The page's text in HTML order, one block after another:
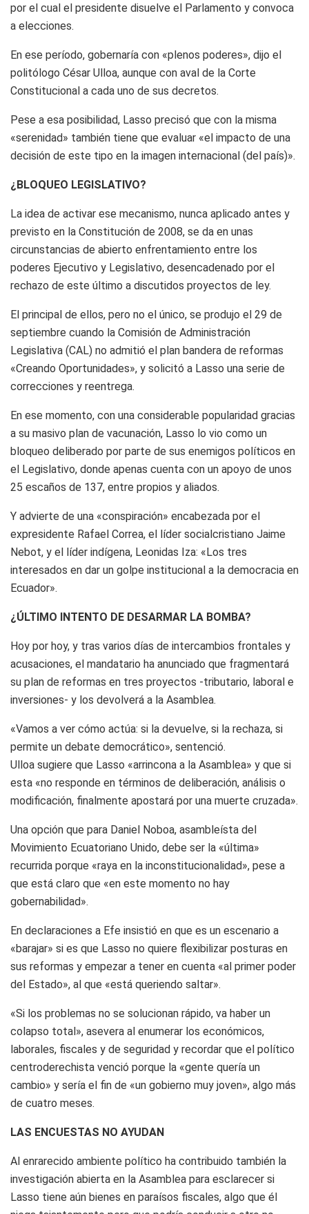
por el cual el presidente disuelve el Parlamento y convoca
a elecciones.
En ese período, gobernaría con «plenos poderes», dijo el
politólogo César Ulloa, aunque con aval de la Corte
Constitucional a cada uno de sus decretos.
Pese a esa posibilidad, Lasso precisó que con la misma
«serenidad» también tiene que evaluar «el impacto de una
decisión de este tipo en la imagen internacional (del país)».
¿BLOQUEO LEGISLATIVO?
La idea de activar ese mecanismo, nunca aplicado antes y
previsto en la Constitución de 2008, se da en unas
circunstancias de abierto enfrentamiento entre los
poderes Ejecutivo y Legislativo, desencadenado por el
rechazo de este último a discutidos proyectos de ley.
El principal de ellos, pero no el único, se produjo el 29 de
septiembre cuando la Comisión de Administración
Legislativa (CAL) no admitió el plan bandera de reformas
«Creando Oportunidades», y solicitó a Lasso una serie de
correcciones y reentrega.
En ese momento, con una considerable popularidad gracias
a su masivo plan de vacunación, Lasso lo vio como un
bloqueo deliberado por parte de sus enemigos políticos en
el Legislativo, donde apenas cuenta con un apoyo de unos
25 escaños de 137, entre propios y aliados.
Y advierte de una «conspiración» encabezada por el
expresidente Rafael Correa, el líder socialcristiano Jaime
Nebot, y el líder indígena, Leonidas Iza: «Los tres
interesados en dar un golpe institucional a la democracia en
Ecuador».
¿ÚLTIMO INTENTO DE DESARMAR LA BOMBA?
Hoy por hoy, y tras varios días de intercambios frontales y
acusaciones, el mandatario ha anunciado que fragmentará
su plan de reformas en tres proyectos -tributario, laboral e
inversiones- y los devolverá a la Asamblea.
«Vamos a ver cómo actúa: si la devuelve, si la rechaza, si
permite un debate democrático», sentenció.
Ulloa sugiere que Lasso «arrincona a la Asamblea» y que si
esta «no responde en términos de deliberación, análisis o
modificación, finalmente apostará por una muerte cruzada».
Una opción que para Daniel Noboa, asambleísta del
Movimiento Ecuatoriano Unido, debe ser la «última»
recurrida porque «raya en la inconstitucionalidad», pese a
que está claro que «en este momento no hay
gobernabilidad».
En declaraciones a Efe insistió en que es un escenario a
«barajar» si es que Lasso no quiere flexibilizar posturas en
sus reformas y empezar a tener en cuenta «al primer poder
del Estado», al que «está queriendo saltar».
«Si los problemas no se solucionan rápido, va haber un
colapso total», asevera al enumerar los económicos,
laborales, fiscales y de seguridad y recordar que el político
centroderechista venció porque la «gente quería un
cambio» y sería el fin de «un gobierno muy joven», algo más
de cuatro meses.
LAS ENCUESTAS NO AYUDAN
Al enrarecido ambiente político ha contribuido también la
investigación abierta en la Asamblea para esclarecer si
Lasso tiene aún bienes en paraísos fiscales, algo que él